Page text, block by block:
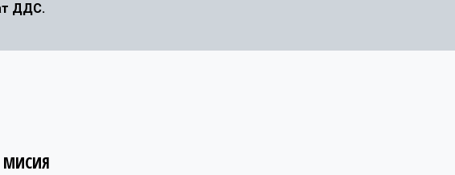
ДДС.
МИСИЯ